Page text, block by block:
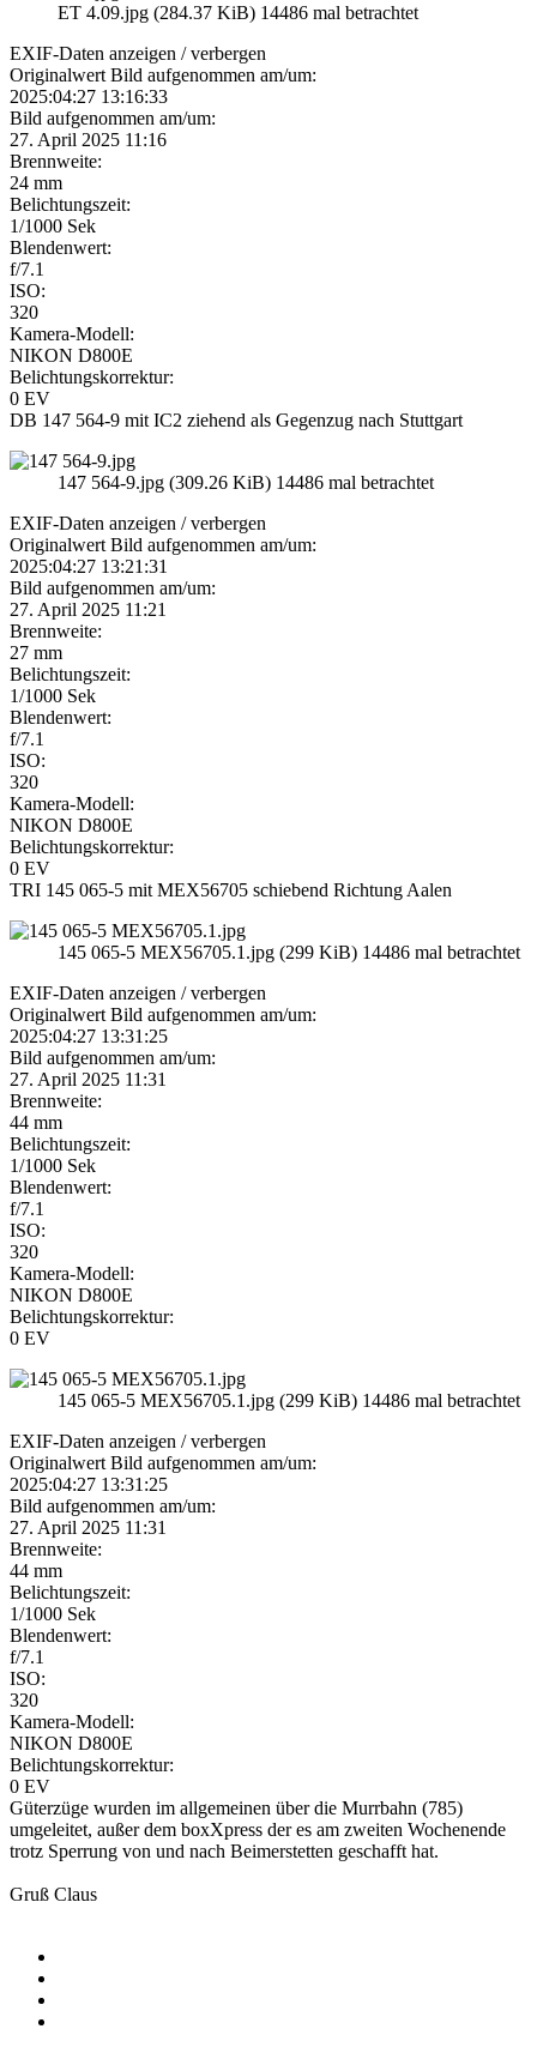
ET 4.09.jpg (284.37 KiB) 14486 mal betrachtet
EXIF-Daten anzeigen / verbergen
Originalwert Bild aufgenommen am/um:
2025:04:27 13:16:33
Bild aufgenommen am/um:
27. April 2025 11:16
Brennweite:
24 mm
Belichtungszeit:
1/1000 Sek
Blendenwert:
f/7.1
ISO:
320
Kamera-Modell:
NIKON D800E
Belichtungskorrektur:
0 EV
DB 147 564-9 mit IC2 ziehend als Gegenzug nach Stuttgart
147 564-9.jpg (309.26 KiB) 14486 mal betrachtet
EXIF-Daten anzeigen / verbergen
Originalwert Bild aufgenommen am/um:
2025:04:27 13:21:31
Bild aufgenommen am/um:
27. April 2025 11:21
Brennweite:
27 mm
Belichtungszeit:
1/1000 Sek
Blendenwert:
f/7.1
ISO:
320
Kamera-Modell:
NIKON D800E
Belichtungskorrektur:
0 EV
TRI 145 065-5 mit MEX56705 schiebend Richtung Aalen
145 065-5 MEX56705.1.jpg (299 KiB) 14486 mal betrachtet
EXIF-Daten anzeigen / verbergen
Originalwert Bild aufgenommen am/um:
2025:04:27 13:31:25
Bild aufgenommen am/um:
27. April 2025 11:31
Brennweite:
44 mm
Belichtungszeit:
1/1000 Sek
Blendenwert:
f/7.1
ISO:
320
Kamera-Modell:
NIKON D800E
Belichtungskorrektur:
0 EV
145 065-5 MEX56705.1.jpg (299 KiB) 14486 mal betrachtet
EXIF-Daten anzeigen / verbergen
Originalwert Bild aufgenommen am/um:
2025:04:27 13:31:25
Bild aufgenommen am/um:
27. April 2025 11:31
Brennweite:
44 mm
Belichtungszeit:
1/1000 Sek
Blendenwert:
f/7.1
ISO:
320
Kamera-Modell:
NIKON D800E
Belichtungskorrektur:
0 EV
Güterzüge wurden im allgemeinen über die Murrbahn (785)
umgeleitet, außer dem boxXpress der es am zweiten Wochenende
trotz Sperrung von und nach Beimerstetten geschafft hat.
Gruß Claus